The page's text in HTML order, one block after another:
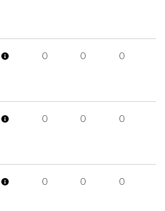
0 0 0
0 0 0
0 0 0